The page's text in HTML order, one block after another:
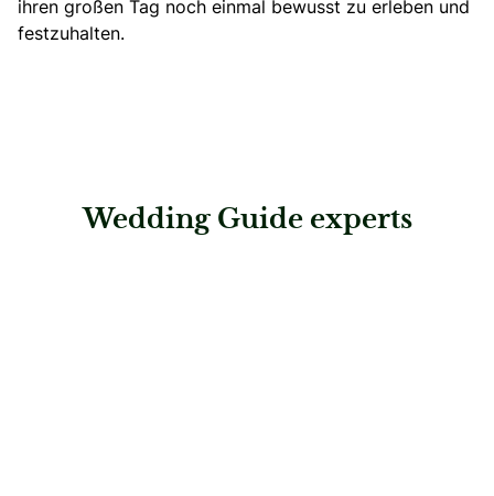
ihren großen Tag noch einmal bewusst zu erleben und
festzuhalten.
Wedding Guide experts